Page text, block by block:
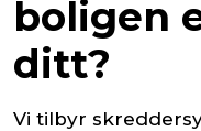
boligen
ditt?
Vi tilbyr